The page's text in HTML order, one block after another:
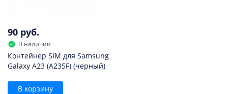
90 руб.
В наличии
Контейнер SIM для Samsung
Galaxy A23 (A235F) (черный)
В корзину